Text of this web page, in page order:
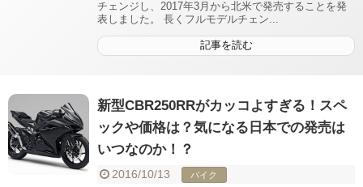
チェンジし、2017年3月から北米で発売することを発
表しました。 長くフルモデルチェン...
記事を読む
新型CBR250RRがカッコよすぎる！スペ
ックや価格は？気になる日本での発売は
いつなのか！？
2016/10/13 バイク